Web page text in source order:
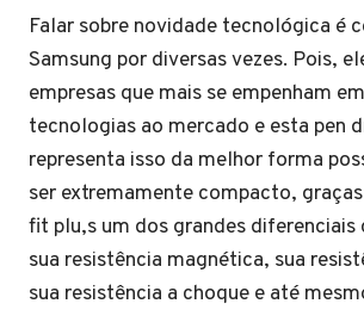
Falar sobre novidade tecnológica é
Samsung por diversas vezes. Pois,
empresas que mais se empenham
tecnologias ao mercado e esta pen
representa isso da melhor forma
ser extremamente compacto,
fit plu,s um dos grandes diferenciais
sua resistência magnética, sua
sua resistência a choque e até